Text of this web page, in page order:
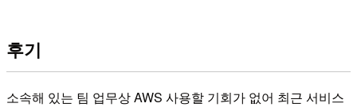
후기
소속해 있는 팀 업무상 AWS 사용할 기회가 없어 최근 서비스